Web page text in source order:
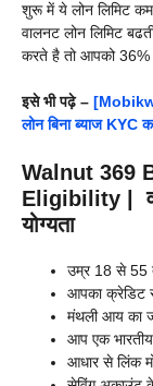
शुरू में ये लोन लिमिट
वालनट लोन लिमिट
करते है तो आपको 36%
इसे भी पढ़े –
लोन बिना ब्याज KYC
Walnut 369
Eligibility |
योग्यता
उम्र 18 से 55
आपका क्रेडिट
मंथली आय का
आप एक भारतीय
आधार से लिंक